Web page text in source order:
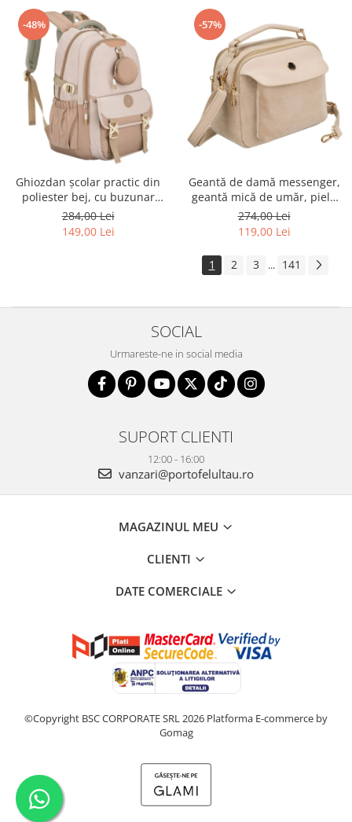
-48%
Ghiozdan școlar practic din
poliester bej, cu buzunar
suplimentar și spațiu pentru
o sticlă de apă - Peterson PTR-
PTN 8610-1341 BEIGE
284,00 Lei
149,00 Lei
-57%
Geantă de damă messenger,
geantă mică de umăr, piele
ecologică, geantă bej cu
fermoar la modă - Peterson
PTR-PTN MX02-P-7717-D.BE
274,00 Lei
119,00 Lei
1 2 3 ... 141
SOCIAL
Urmareste-ne in social media
SUPORT CLIENTI
12:00 - 16:00
vanzari@portofelultau.ro
MAGAZINUL MEU
CLIENTI
DATE COMERCIALE
©Copyright BSC CORPORATE SRL 2026 Platforma E-commerce by
Gomag